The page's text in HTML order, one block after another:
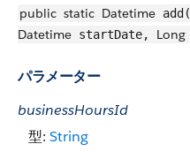
public static Datetime add(
Datetime startDate, Long
パラメーター
businessHoursId
型: String